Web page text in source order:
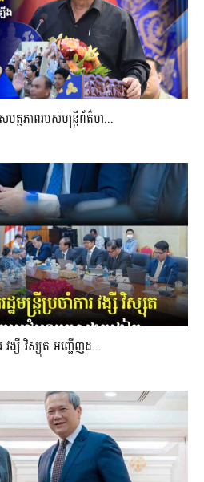
ត្ថភាពរបស់មន្ត្រីព័ត៌មា...
វង្សី វិស្សុត អញ្ជើញដ...